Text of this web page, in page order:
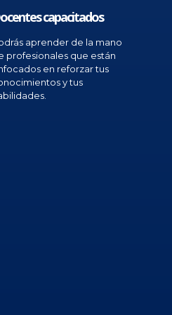
capacitados
aprender de la mano
profesionales que están
en reforzar tus
y tus